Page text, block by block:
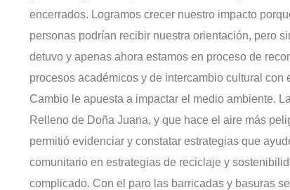
encerrados. Logramos crecer nuestro impacto
personas podrían recibir nuestra orientación, pero
detuvo y apenas ahora estamos en proceso de
procesos académicos y de intercambio cultural con
Cambio le apuesta a impactar el medio ambiente.
Relleno de Doña Juana, y que hace el aire más
permitió evidenciar y constatar estrategias que
comunitario en estrategias de reciclaje y
complicado. Con el paro las barricadas y basuras